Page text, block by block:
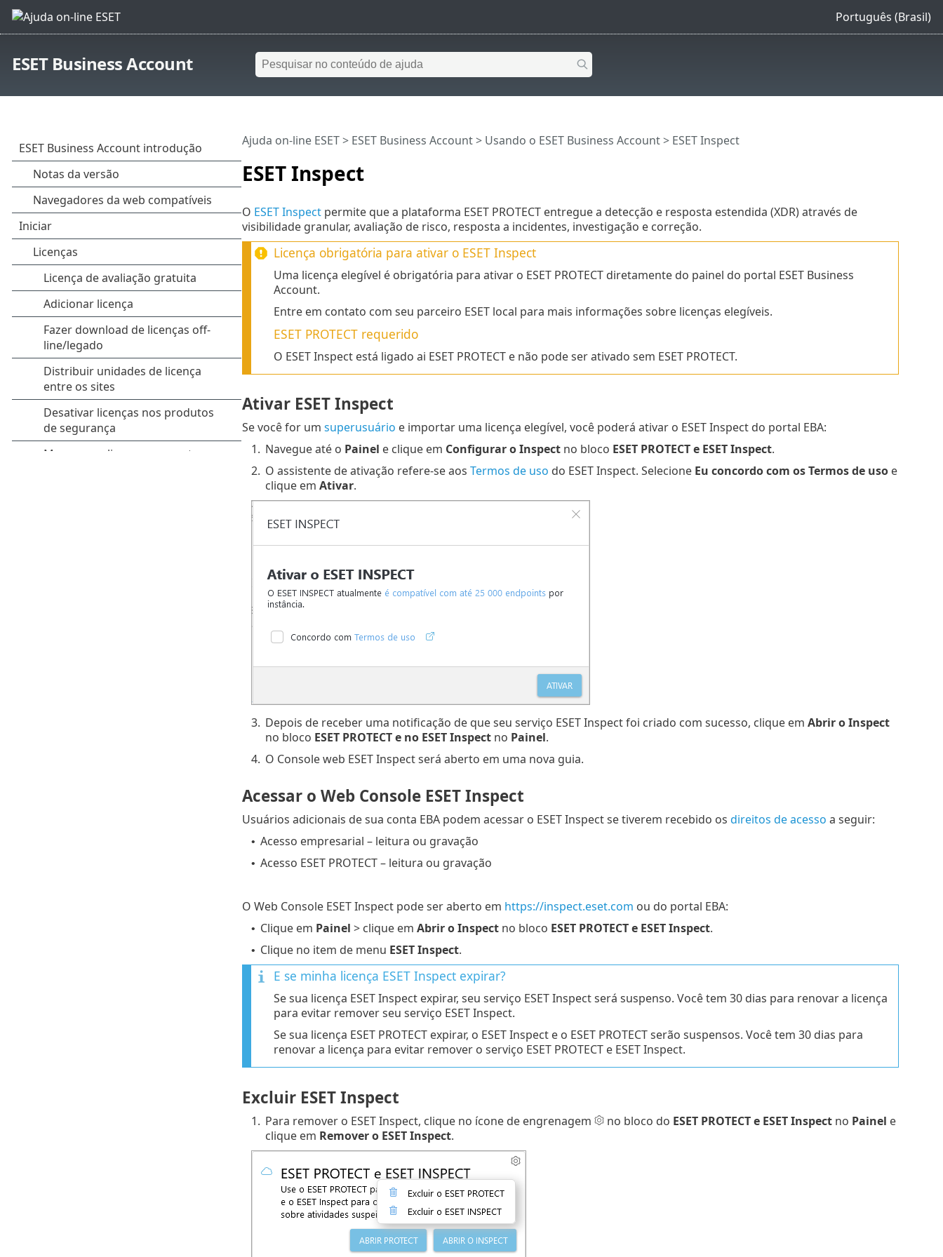
Português (Brasil)
ESET Business Account
ESET Inspect
Ajuda on-line ESET> ESET Business Account> Usando o ESET Business Account> ESET Inspect
O ESET Inspectpermite que a plataforma ESET PROTECT entregue a detecção e resposta estendida (XDR) através de
visibilidade granular, avaliação de risco, resposta a incidentes, investigação e correção.
Licença obrigatória para ativar o ESET Inspect
Uma licença elegível é obrigatória para ativar o ESET PROTECT diretamente do painel do portal ESET Business
Account.
Entre em contato com seu parceiro ESET local para mais informações sobre licenças elegíveis.
ESET PROTECTrequerido
O ESET Inspect está ligado ai ESET PROTECT e não pode ser ativado sem ESET PROTECT.
Ativar ESET Inspect
Se você for um superusuário e importar uma licença elegível, você poderá ativar o ESET Inspect do portal EBA:
1. Navegue até o Painel e clique em Configurar o Inspectno bloco ESET PROTECT e ESET Inspect.
2. O assistente de ativação refere-se aos Termos de uso do ESET Inspect. Selecione Eu concordo com os Termos de usoe
clique em Ativar.
3. Depois de receber uma notificação de que seu serviço ESET Inspect foi criado com sucesso, clique em Abrir o Inspect
no bloco ESET PROTECT e no ESET Inspectno Painel.
4. O Console web ESET Inspect será aberto em uma nova guia.
Acessar o Web Console ESET Inspect
Usuários adicionais de sua conta EBA podem acessar o ESET Inspect se tiverem recebido os direitos de acesso a seguir:
• Acesso empresarial – leitura ou gravação
• Acesso ESET PROTECT – leitura ou gravação
O Web Console ESET Inspect pode ser aberto em https://inspect.eset.com ou do portal EBA:
• Clique em Painel > clique em Abrir o Inspectno bloco ESET PROTECT e ESET Inspect.
• Clique no item de menu ESET Inspect.
E se minha licença ESET Inspect expirar?
Se sua licença ESET Inspect expirar, seu serviço ESET Inspect será suspenso. Você tem 30 dias para renovar a licença
para evitar remover seu serviço ESET Inspect.
Se sua licença ESET PROTECT expirar, o ESET Inspect e o ESET PROTECT serão suspensos. Você tem 30 dias para
renovar a licença para evitar remover o serviço ESET PROTECT e ESET Inspect.
Excluir ESET Inspect
1. Para remover o ESET Inspect, clique no ícone de engrenagem no bloco do ESET PROTECT e ESET Inspectno Painel e
clique em Remover o ESET Inspect.